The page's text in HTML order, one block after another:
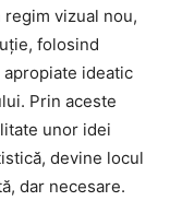
vizual nou,
folosind
ideatic
Prin aceste
unor idei
devine locul
dar necesare.